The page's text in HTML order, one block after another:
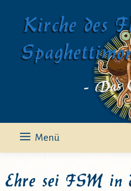
springenKirche des
- Das
Menü
Ehre sei FSM in